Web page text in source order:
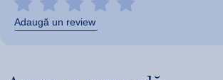
Adaugă un review